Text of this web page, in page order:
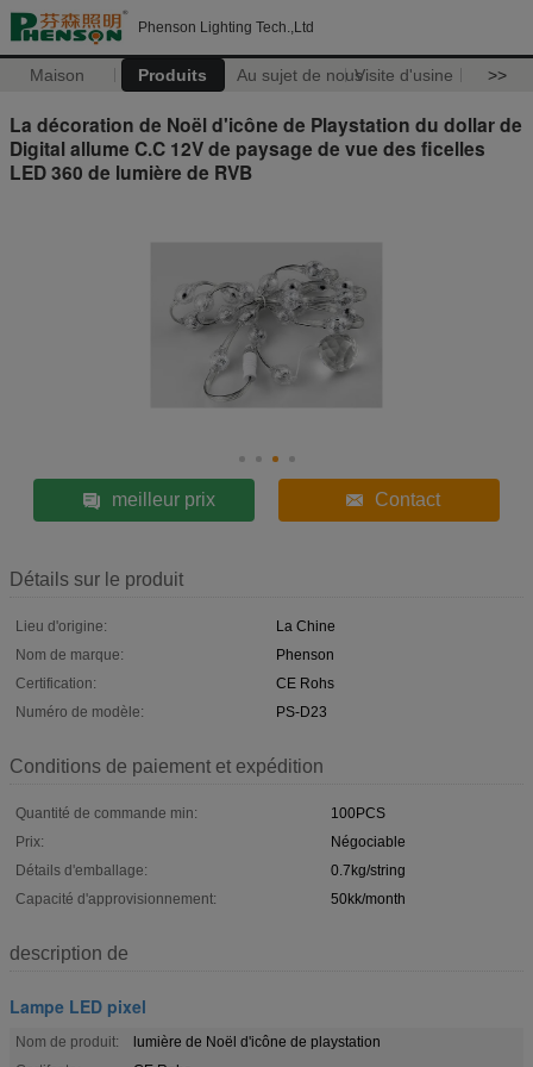
Phenson Lighting Tech.,Ltd
Maison Produits Au sujet de nousVisite d'usine >>
La décoration de Noël d'icône de Playstation du dollar de
Digital allume C.C 12V de paysage de vue des ficelles
LED 360 de lumière de RVB
meilleur prix Contact
Détails sur le produit
Lieu d'origine:
La Chine
Nom de marque:
Phenson
Certification:
CE Rohs
Numéro de modèle:
PS-D23
Conditions de paiement et expédition
Quantité de commande min:
100PCS
Prix:
Négociable
Détails d'emballage:
0.7kg/string
Capacité d'approvisionnement:
50kk/month
description de
Lampe LED pixel
Nom de produit:
lumière de Noël d'icône de playstation